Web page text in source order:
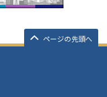
ページの先頭へ